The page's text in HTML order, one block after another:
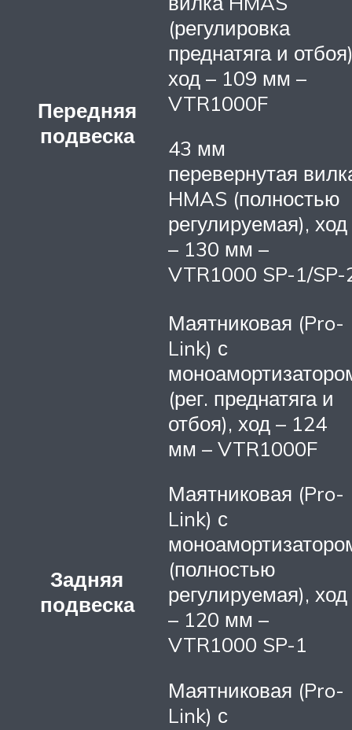
Передняя
подвеска
(регулировка
преднатяга и
ход – 109 мм –
VTR1000F
43 мм
перевернутая
HMAS (полностью
регулируемая), ход
– 130 мм –
VTR1000 SP-1/SP-
Задняя
подвеска
Маятниковая (Pro-
Link) с
(рег. преднатяга и
отбоя), ход – 124
мм – VTR1000F
Маятниковая (Pro-
Link) с
(полностью
регулируемая), ход
– 120 мм –
VTR1000 SP-1
Маятниковая (Pro-
Link) с